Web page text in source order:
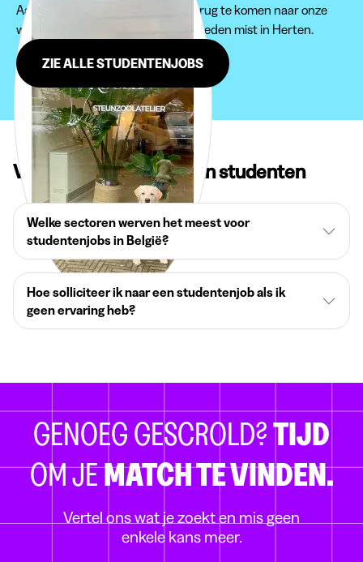
Aarzel zeker niet om regelmatig terug te komen naar onze
website, zodat je geen jobmogelijkheden mist in Herten.
ZIE ALLE STUDENTENJOBS
Veelgestelde vragen van studenten
Welke sectoren werven het meest voor
studentenjobs in België?
Hoe solliciteer ik naar een studentenjob als ik
geen ervaring heb?
GENOEG GESCROLD?TIJD
OM JEMATCH TE VINDEN.
Vertel ons wat je zoekt en mis geen
enkele kans meer.